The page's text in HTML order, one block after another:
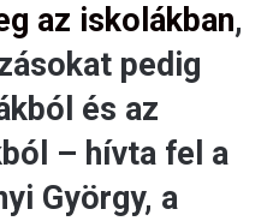
az iskolákban,
pedig
és az
– hívta fel a
György, a